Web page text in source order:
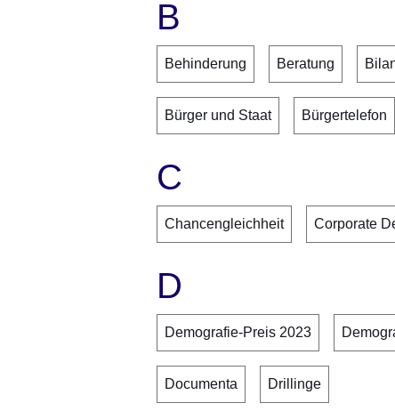
B
Behinderung Beratung
Bürger und Staat Bürgertelefon
C
Chancengleichheit Corporate
D
Demografie-Preis 2023
Documenta Drillinge